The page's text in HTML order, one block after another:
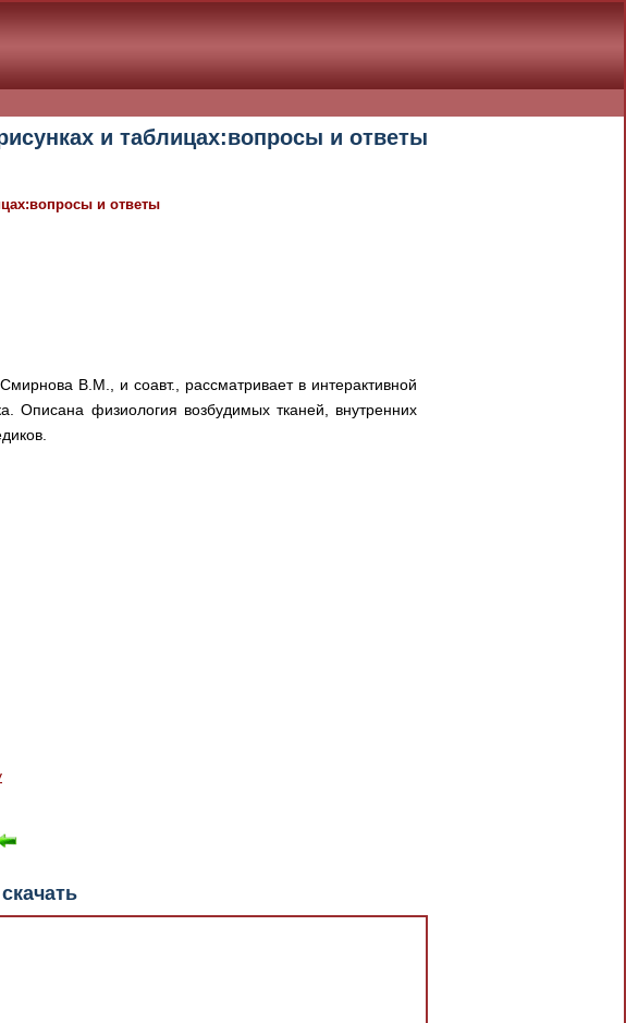
и таблицах:вопросы и ответы
и ответы
В.М., и соавт., рассматривает в интерактивной
Описана физиология возбудимых тканей, внутренних